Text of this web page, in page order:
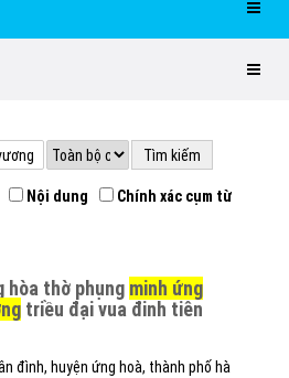
Nội dung Chính xác cụm từ
hòa thờ phụng minh ứng
triều đại vua đinh tiên
đình, huyện ứng hoà, thành phố hà